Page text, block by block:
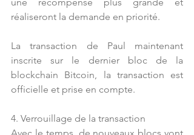
réaliseront la demande en priorité.
La transaction de Paul maintenant
inscrite sur le dernier bloc de la
blockchain Bitcoin, la transaction est
officielle et prise en compte.
4. Verrouillage de la transaction
Avec le temps, de nouveaux blocs vont